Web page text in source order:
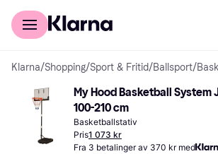
For kunder
Klarna/Shopping/Sport & Fritid/Ballsport/
My Hood Basketball System
100-210 cm
Basketballstativ
Pris1 073 kr
Fra 3 betalinger av 370 kr med